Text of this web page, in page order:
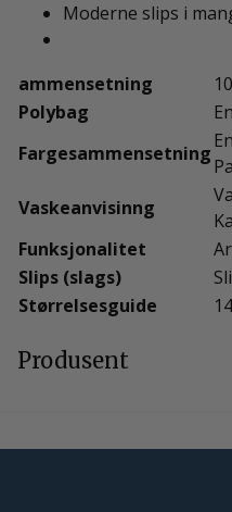
Moderne slips i
ammensetning
Polybag
Fargesammensetning
Vaskeanvisinng
Funksjonalitet
Slips (slags)
Størrelsesguide
Produsent